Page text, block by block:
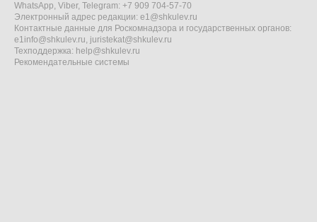
WhatsApp, Viber, Telegram: +7 909 704-57-70
Электронный адрес редакции: e1@shkulev.ru
Контактные данные для Роскомнадзора и государственных органов:
e1info@shkulev.ru, juristekat@shkulev.ru
Техподдержка: help@shkulev.ru
Рекомендательные системы